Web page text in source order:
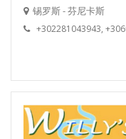
锡罗斯 - 芬尼卡斯
+302281043943,